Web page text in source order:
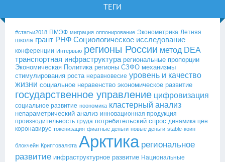
ТЕГИ
#статьи2018 ПМЭФ миграция оппонирование Эконометрика Летняя
школа грант РНФ Социологическое исследование
конференции Интервью регионы России метод DEA
транспортная инфраструктура региональные пропорции
Экономическая Политика регионы СЗФО механизмы
стимулирования роста неравновесие уровень и качество
жизни социальное неравенство экономическое развитие
государственное управление цифровизация
социальное развитие ноономика кластерный анализ
непараметрический анализ инновационная продукция
производительность труда потребительский спрос динамика цен
коронавирус токенизация фиатные деньги новые деньги stable-коин
блокчейн Криптовалюта Арктика региональное
развитие инфраструктурное развитие Национальные